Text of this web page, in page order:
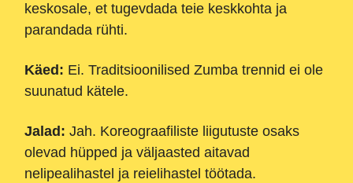
keskosale, et tugevdada teie keskkohta ja
parandada rühti.
Käed: Ei. Traditsioonilised Zumba trennid ei ole
suunatud kätele.
Jalad: Jah. Koreograafiliste liigutuste osaks
olevad hüpped ja väljaasted aitavad
nelipealihastel ja reielihastel töötada.